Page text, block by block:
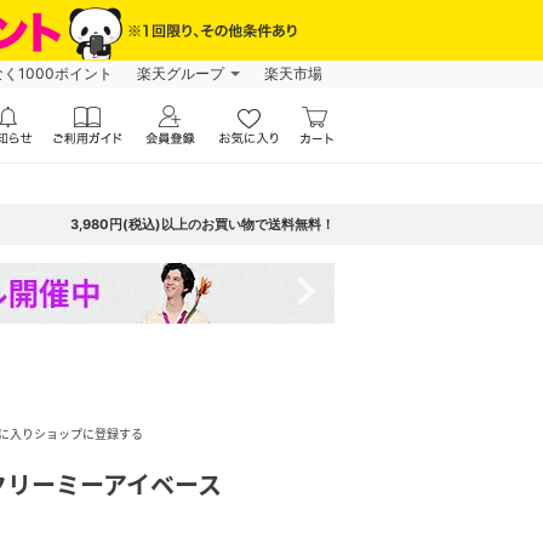
1000ポイント 楽天グループ 楽天市場
3,980円(税込)以上のお買い物で送料無料！
入りショップに登録する
リーミーアイベース